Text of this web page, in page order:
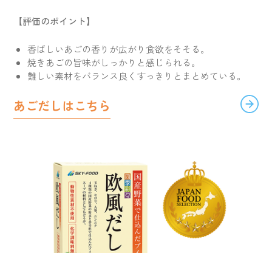
【評価のポイント】
香ばしいあごの香りが広がり食欲をそそる。
焼きあごの旨味がしっかりと感じられる。
難しい素材をバランス良くすっきりとまとめている。
あごだしはこちら